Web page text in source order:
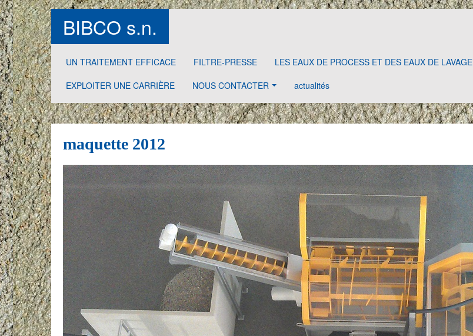
BIBCO s.n.
UN TRAITEMENT EFFICACE FILTRE-PRESSE LES EAUX DE PROCESS ET DES EAUX DE LAVAGE
EXPLOITER UNE CARRIÈRE
NOUS CONTACTER actualités
Des systèmes complets pour l’industrie du béton
maquette 2012